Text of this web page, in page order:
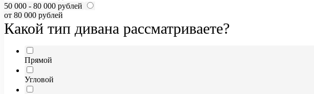
50 000 - 80 000 рублей
от 80 000 рублей
Какой тип дивана рассматриваете?
Прямой
Угловой